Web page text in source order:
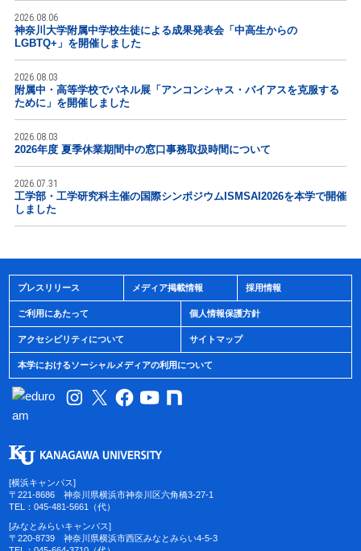
2026.08.06
神奈川大学附属中学校生徒による成果発表会「中高生からの
LGBTQ+」を開催しました
2026.08.03
附属中・高等学校でパネル展「アンコンシャス・バイアスを克服する
ために」を開催しました
2026.08.03
2026年度 夏季休業期間中の窓口事務取扱時間について
2026.07.31
工学部・工学研究科主催の国際シンポジウムISMSAI2026を本学で開催
しました
プレスリリース メディア掲載情報 採用情報
ご利用にあたって 個人情報保護方針
アクセシビリティについて サイトマップ
本学におけるソーシャルメディアの利用について
[横浜キャンパス]
〒221-8686 神奈川県横浜市神奈川区六角橋3-27-1
TEL：045-481-5661（代）
[みなとみらいキャンパス]
〒220-8739 神奈川県横浜市西区みなとみらい4-5-3